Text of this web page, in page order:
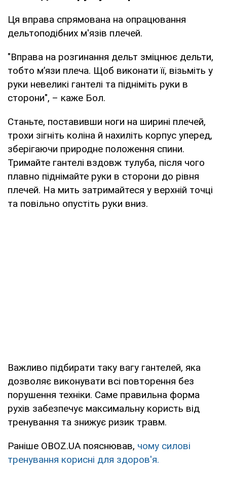
Ця вправа спрямована на опрацювання
дельтоподібних м'язів плечей.
"Вправа на розгинання дельт зміцнює дельти,
тобто м’язи плеча. Щоб виконати її, візьміть у
руки невеликі гантелі та підніміть руки в
сторони", – каже Бол.
Станьте, поставивши ноги на ширині плечей,
трохи зігніть коліна й нахиліть корпус уперед,
зберігаючи природне положення спини.
Тримайте гантелі вздовж тулуба, після чого
плавно піднімайте руки в сторони до рівня
плечей. На мить затримайтеся у верхній точці
та повільно опустіть руки вниз.
Важливо підбирати таку вагу гантелей, яка
дозволяє виконувати всі повторення без
порушення техніки. Саме правильна форма
рухів забезпечує максимальну користь від
тренування та знижує ризик травм.
Раніше OBOZ.UA пояснював, чому силові
тренування корисні для здоров'я.